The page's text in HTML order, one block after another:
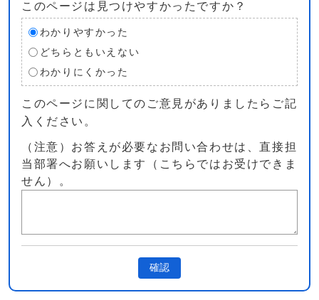
このページは見つけやすかったですか？
わかりやすかった
どちらともいえない
わかりにくかった
このページに関してのご意見がありましたらご記
入ください。
（注意）お答えが必要なお問い合わせは、直接担
当部署へお願いします（こちらではお受けできま
せん）。
確認